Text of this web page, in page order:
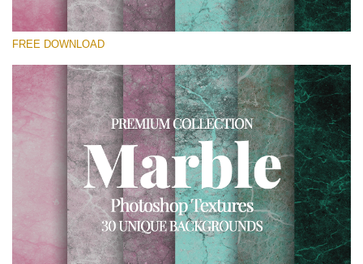
Por favor selecione
Small 800*533px
Real Marble
(30 Textures)
Large 6000*4000px
Entire Collection
(1783 Overlays)
Large 6000*4000px
FREE DOWNLOAD